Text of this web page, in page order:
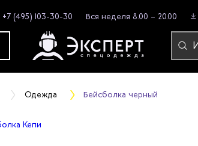
+7 (495) 103-30-30 Вся неделя 8.00 – 20.00
Одежда
Бейсболка черный